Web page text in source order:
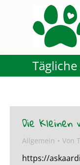
Die
Allgemein Von
https://